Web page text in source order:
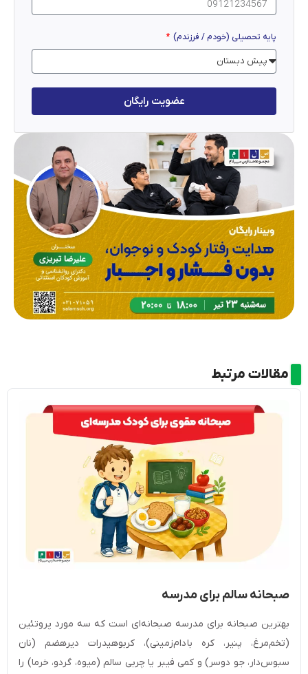
پایه تحصیلی (خودم / فرزندم)
عضویت رایگان
مقالات مرتبط
صبحانه سالم برای مدرسه
بهترین صبحانه برای مدرسه صبحانه‌ای است که سه مورد پروتئین
(تخم‌مرغ، پنیر، کره بادام‌زمینی)، کربوهیدرات دیرهضم (نان
سبوس‌دار، جو دوسر) و کمی فیبر یا چربی سالم (میوه، گردو، خرما) را